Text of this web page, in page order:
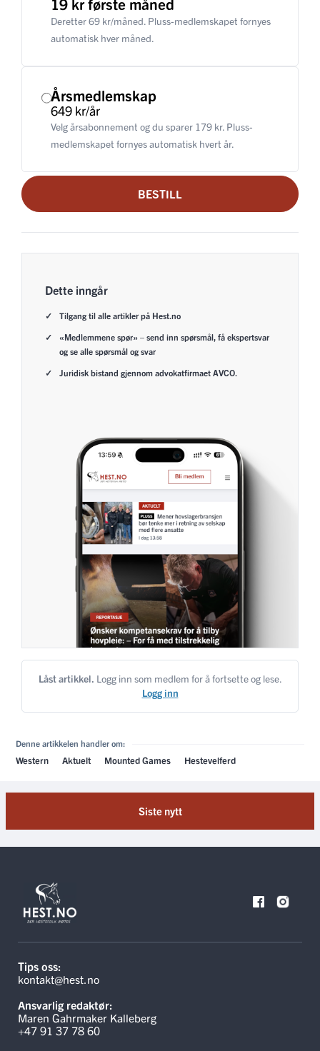
Deretter 69 kr/måned. Pluss-medlemskapet fornyes
automatisk hver måned.
Årsmedlemskap
649 kr/år
Velg årsabonnement og du sparer 179 kr. Pluss-
medlemskapet fornyes automatisk hvert år.
BESTILL
Dette inngår
Tilgang til alle artikler på Hest.no
«Medlemmene spør» – send inn spørsmål, få ekspertsvar
og se alle spørsmål og svar
Juridisk bistand gjennom advokatfirmaet AVCO.
Låst artikkel. Logg inn som medlem for å fortsette og lese.
Logg inn
Denne artikkelen handler om:
Western Aktuelt Mounted Games Hestevelferd
Siste nytt
Tips oss:
kontakt@hest.no
Ansvarlig redaktør:
Maren Gahrmaker Kalleberg
+47 91 37 78 60